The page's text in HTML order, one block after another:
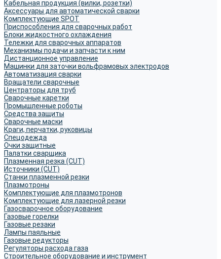
Кабельная продукция (вилки, розетки)
Аксессуары для автоматической сварки
Комплектующие SPOT
Приспособления для сварочных работ
Блоки жидкостного охлаждения
Тележки для сварочных аппаратов
Механизмы подачи и запчасти к ним
Дистанционное управление
Машинки для заточки вольфрамовых электродов
Автоматизация сварки
Вращатели сварочные
Центраторы для труб
Сварочные каретки
Промышленные роботы
Средства защиты
Сварочные маски
Краги, перчатки, руковицы
Спецодежда
Очки защитные
Палатки сварщика
Плазменная резка (CUT)
Источники (CUT)
Станки плазменной резки
Плазмотроны
Комплектующие для плазмотронов
Комплектующие для лазерной резки
Газосварочное оборудование
Газовые горелки
Газовые резаки
Лампы паяльные
Газовые редукторы
Регуляторы расхода газа
Строительное оборудование и инструмент